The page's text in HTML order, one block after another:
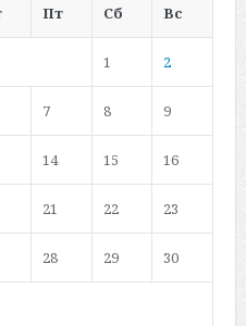
Пт Сб Вс
1 2
7 8 9
14 15 16
21 22 23
28 29 30